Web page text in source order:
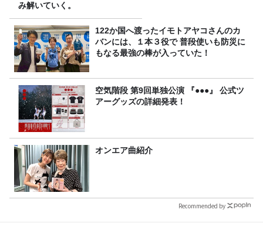
み解いていく。
122か国へ渡ったイモトアヤコさんのカ
バンには、１本３役で 普段使いも防災に
もなる最強の棒が入っていた！
空気階段 第9回単独公演 『●●●』 公式ツ
アーグッズの詳細発表！
オンエア曲紹介
Recommended by